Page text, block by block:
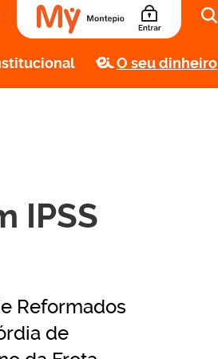
O seu dinheiro
IPSS
Reformados
de